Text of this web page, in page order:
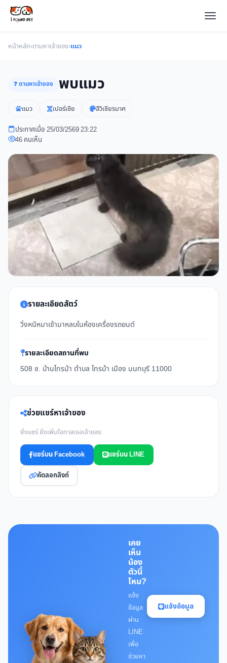
หน้าหลัก›ตามหาเจ้าของ›แมว
❓ ตามหาเจ้าของ พบแมว
แมว เปอร์เซีย สีวิเชียรมาศ
ประกาศเมื่อ 25/03/2569 23:22
46 คนเห็น
รายละเอียดสัตว์
วิ่งหนีหมาเข้ามาหลบในห้องเครื่องรถยนต์
รายละเอียดสถานที่พบ
508 ซ. บ้านไทรม้า ตำบล ไทรม้า เมือง นนทบุรี 11000
ช่วยแชร์หาเจ้าของ
ยิ่งแชร์ ยิ่งเพิ่มโอกาสเจอเจ้าของ
แชร์บน Facebook แชร์บน LINE
คัดลอกลิงก์
เคย
เห็น
น้อง
ตัวนี้
ไหม?
แจ้ง
ข้อมูล
ผ่าน
LINE
เพื่อ
ช่วยหา
แจ้งข้อมูล